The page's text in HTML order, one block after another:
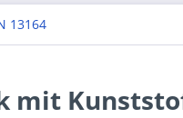
13164
mit